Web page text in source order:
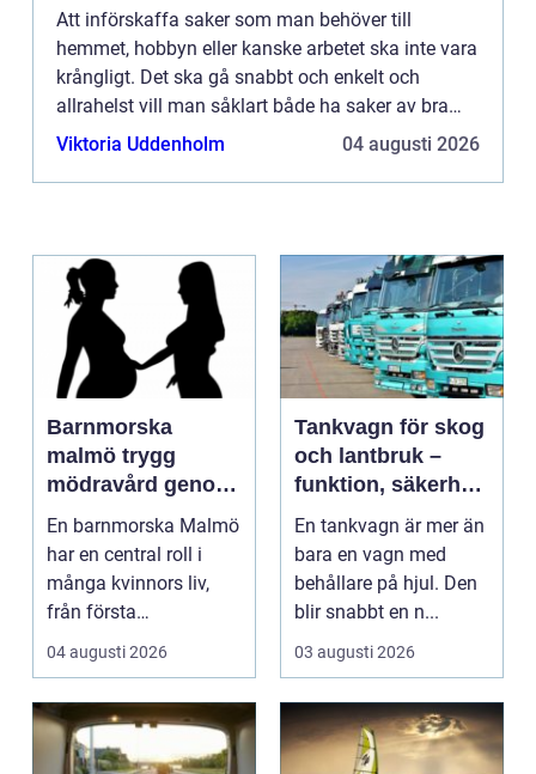
Att införskaffa saker som man behöver till
hemmet, hobbyn eller kanske arbetet ska inte vara
krångligt. Det ska gå snabbt och enkelt och
allrahelst vill man såklart både ha saker av bra
kvalitet och till ett bra pri...
Viktoria Uddenholm 04 augusti 2026
Barnmorska
malmö trygg
mödravård genom
hela livet
En barnmorska Malmö
har en central roll i
många kvinnors liv,
från första
preventivmedelsrådgiv
04 augusti 2026
Tankvagn för skog
och lantbruk –
funktion, säkerhet
och smarta val
En tankvagn är mer än
bara en vagn med
behållare på hjul. Den
blir snabbt en n...
03 augusti 2026